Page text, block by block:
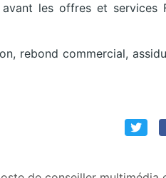
les offres et services
rebond commercial,